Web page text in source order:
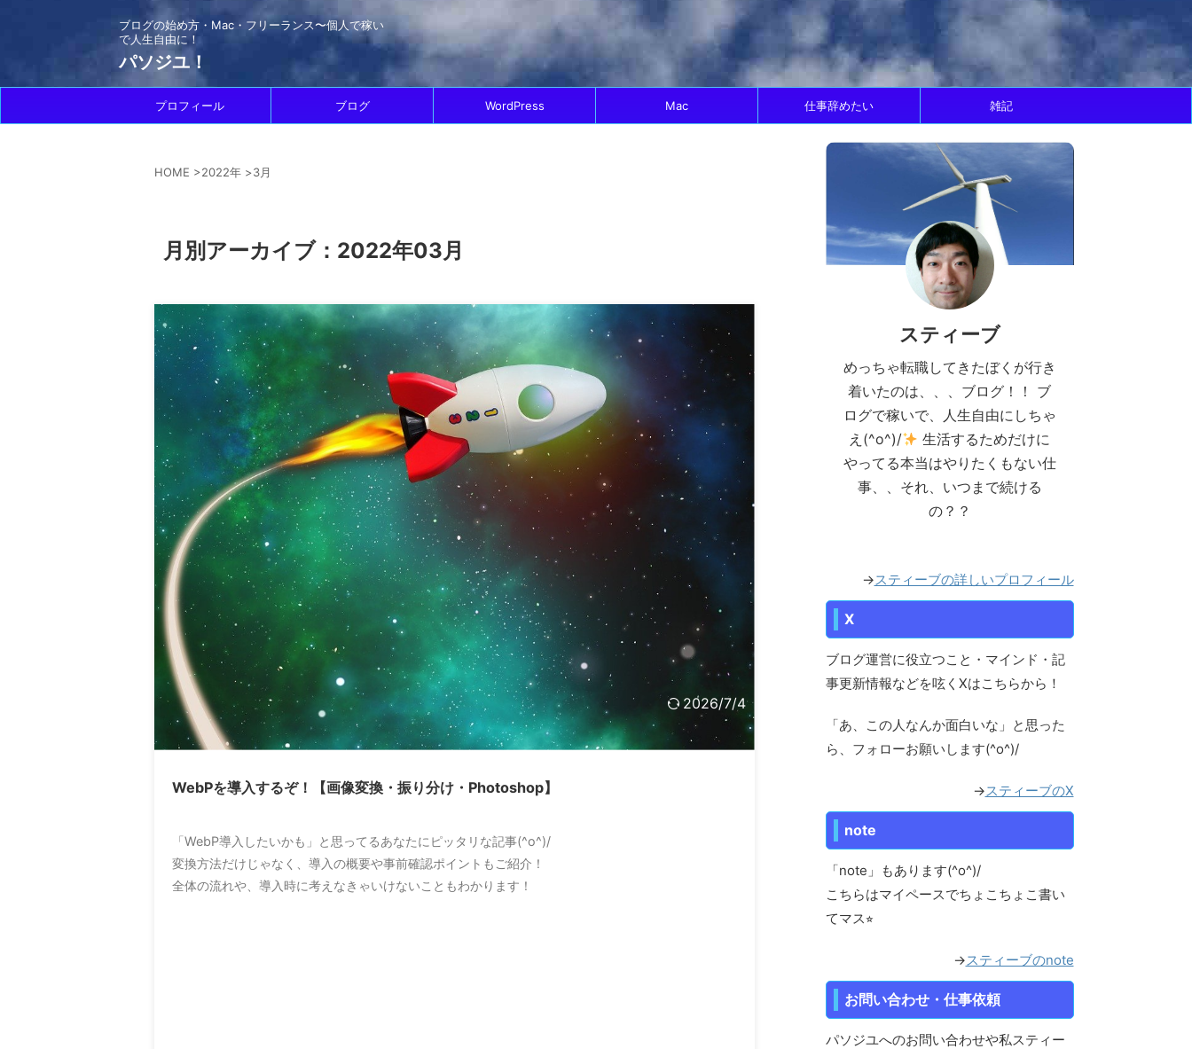
ブログの始め方・Mac・フリーランス〜個人で稼い
で人生自由に！
パソジユ！
プロフィール ブログ WordPress Mac 仕事辞めたい 雑記
HOME >2022年>3月
月別アーカイブ：2022年03月
2026/7/4
WebPを導入するぞ！【画像変換・振り分け・Photoshop】
「WebP導入したいかも」と思ってるあなたにピッタリな記事(^o^)/
変換方法だけじゃなく、導入の概要や事前確認ポイントもご紹介！
全体の流れや、導入時に考えなきゃいけないこともわかります！
スティーブ
めっちゃ転職してきたぼくが行き
着いたのは、、、ブログ！！ ブ
ログで稼いで、人生自由にしちゃ
え(^o^)/
生活するためだけに
やってる本当はやりたくもない仕
事、、それ、いつまで続ける
の？？
→スティーブの詳しいプロフィール
X
ブログ運営に役立つこと・マインド・記
事更新情報などを呟くXはこちらから！
「あ、この人なんか面白いな」と思った
ら、フォローお願いします(^o^)/
→スティーブのX
note
「note」もあります(^o^)/
こちらはマイペースでちょこちょこ書い
てマス⭐︎
→スティーブのnote
お問い合わせ・仕事依頼
パソジユへのお問い合わせや私スティー